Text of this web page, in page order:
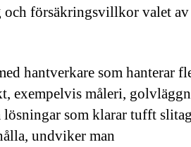
försäkringsvillkor valet av
hantverkare som hanterar
exempelvis måleri,
som klarar tufft
undviker man